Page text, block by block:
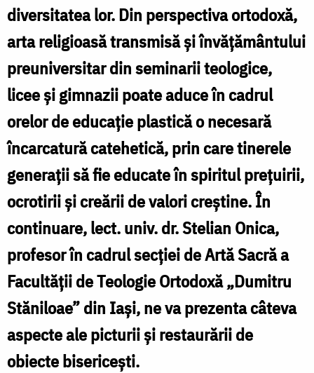
diversitatea lor. Din perspectiva ortodoxă,
arta religioasă transmisă şi învăţământului
preuniversitar din seminarii teologice,
licee şi gimnazii poate aduce în cadrul
orelor de educaţie plastică o necesară
încarcatură catehetică, prin care tinerele
generaţii să fie educate în spiritul preţuirii,
ocrotirii şi creării de valori creştine. În
continuare, lect. univ. dr. Stelian Onica,
profesor în cadrul secţiei de Artă Sacră a
Facultăţii de Teologie Ortodoxă „Dumitru
Stăniloae” din Iaşi, ne va prezenta câteva
aspecte ale picturii şi restaurării de
obiecte bisericeşti.